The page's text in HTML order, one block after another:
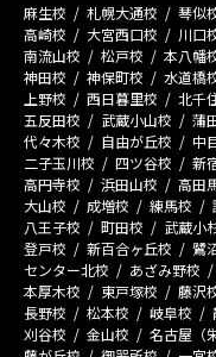
麻生校 札幌大通校 琴似
高崎校
大宮西口校 川口
南流山校
松戸校 本八幡
神田校
神保町校 水道橋
上野校
西日暮里校 北千
五反田校
武蔵小山校 蒲
代々木校
自由が丘校 中
二子玉川校
四ツ谷校 新
高円寺校
浜田山校 高田
大山校
成増校 練馬校
八王子校
町田校 武蔵小
登戸校
新百合ヶ丘校 鷺
センター北校
あざみ野校
本厚木校
東戸塚校 藤沢
長野校
松本校 岐阜校
刈谷校
金山校 名古屋（